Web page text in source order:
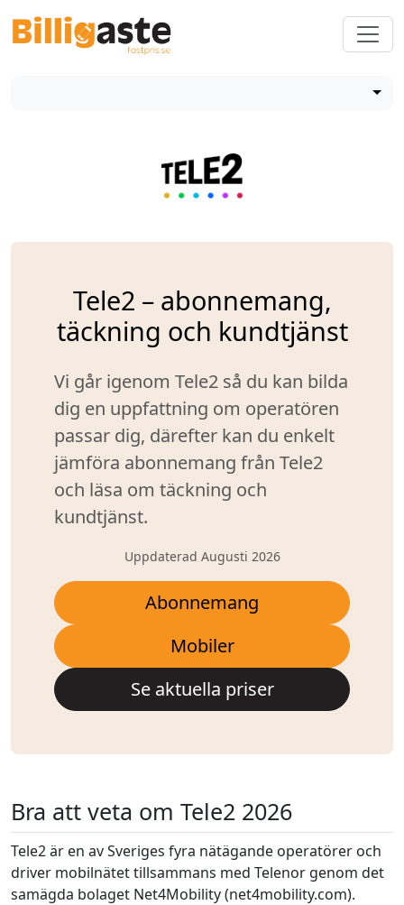
Tele2 – abonnemang,
täckning och kundtjänst
Vi går igenom Tele2 så du kan bilda
dig en uppfattning om operatören
passar dig, därefter kan du enkelt
jämföra abonnemang från Tele2
och läsa om täckning och
kundtjänst.
Uppdaterad Augusti 2026
Abonnemang
Mobiler
Se aktuella priser
Bra att veta om Tele2 2026
Tele2 är en av Sveriges fyra nätägande operatörer och
driver mobilnätet tillsammans med Telenor genom det
samägda bolaget Net4Mobility (net4mobility.com).